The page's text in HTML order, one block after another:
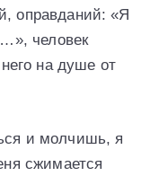
оправданий: «Я
человек
на душе от
и молчишь, я
сжимается